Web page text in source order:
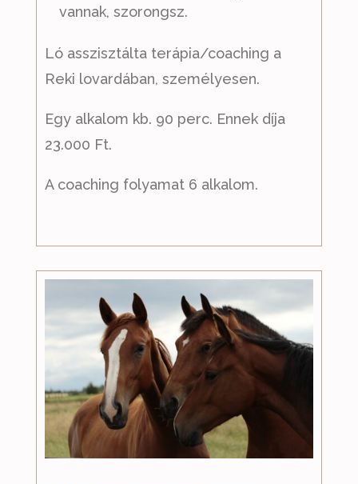
vannak, szorongsz.
Ló asszisztálta terápia/coaching a
Reki lovardában, személyesen.
Egy alkalom kb. 90 perc. Ennek díja
23.000 Ft.
A coaching folyamat 6 alkalom.